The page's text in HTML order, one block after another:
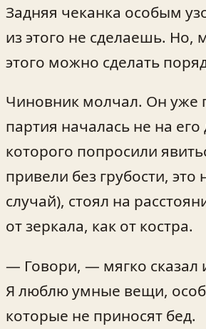
Задняя чеканка особым
из этого не сделаешь. Но,
этого можно сделать
Чиновник молчал. Он уже
партия началась не на
которого попросили
привели без грубости, это
случай), стоял на
от зеркала, как от костра.
— Говори, — мягко
Я люблю умные вещи,
которые не приносят бед.